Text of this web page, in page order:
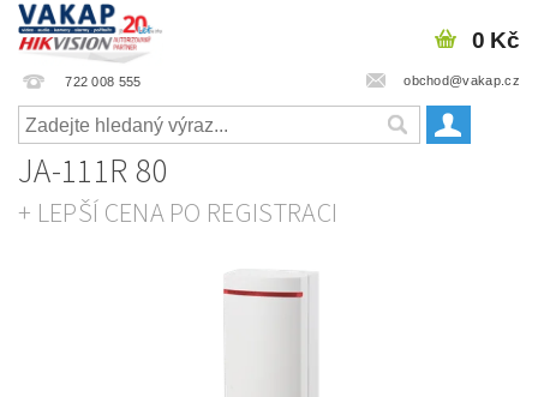
722 008 555 obchod@vakap.cz
0 Kč
JA-111R 80
+ LEPŠÍ CENA PO REGISTRACI